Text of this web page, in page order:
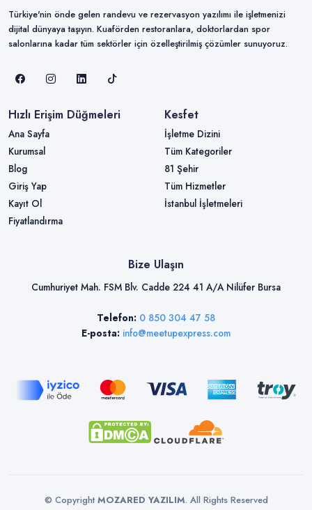
Türkiye'nin önde gelen randevu ve rezervasyon yazılımı ile işletmenizi
dijital dünyaya taşıyın. Kuaförden restoranlara, doktorlardan spor
salonlarına kadar tüm sektörler için özelleştirilmiş çözümler sunuyoruz.
Hızlı Erişim Düğmeleri
Ana Sayfa
Kurumsal
Blog
Giriş Yap
Kayıt Ol
Fiyatlandırma
Kesfet
İşletme Dizini
Tüm Kategoriler
81 Şehir
Tüm Hizmetler
İstanbul İşletmeleri
Bize Ulaşın
Cumhuriyet Mah. FSM Blv. Cadde 224 41 A/A Nilüfer Bursa
Telefon: 0 850 304 47 58
E-posta: info@meetupexpress.com
© Copyright MOZARED YAZILIM. All Rights Reserved